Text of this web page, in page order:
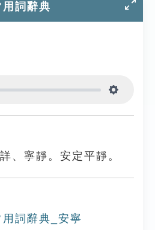
詞辭典
、寧靜。安定平靜。
詞辭典_安寧